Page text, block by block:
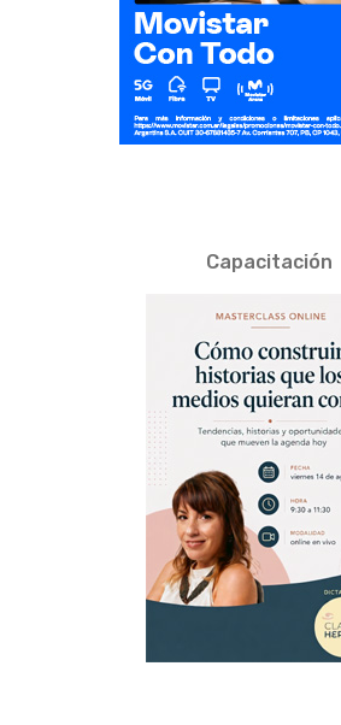
Capacitación